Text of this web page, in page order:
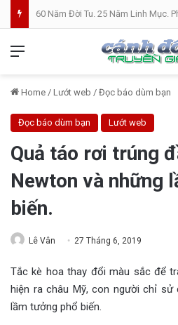
Home / Lướt web / Đọc báo dùm bạn
Đọc báo dùm bạn Lướt web
Quả táo rơi trúng
Newton và những
biến.
Lê Vân 27 Tháng 6, 2019
Tắc kè hoa thay đổi màu sắc để
hiện ra châu Mỹ, con người chỉ sử
lầm tưởng phổ biến.